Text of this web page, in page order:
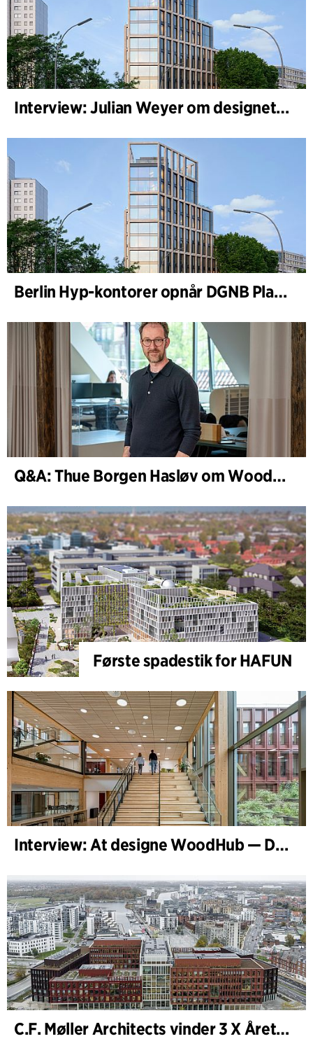
Interview: Julian Weyer om designet af B-One
Berlin Hyp-kontorer opnår DGNB Platin og Diamant for klimavenlig arkitektur i høj kvalitet
Q&A: Thue Borgen Hasløv om WoodHub
Første spadestik for HAFUN
Interview: At designe WoodHub — Danmarks største træbyggeri
C.F. Møller Architects vinder 3 X Årets Byggeri 2025